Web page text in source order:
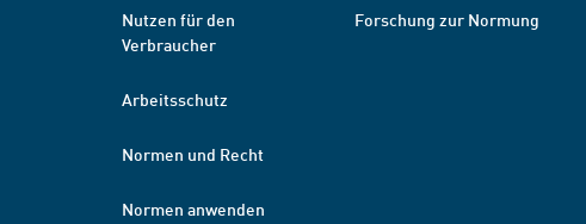
Nutzen für den
Verbraucher
Arbeitsschutz
Normen und Recht
Normen anwenden
Forschung zur Normung